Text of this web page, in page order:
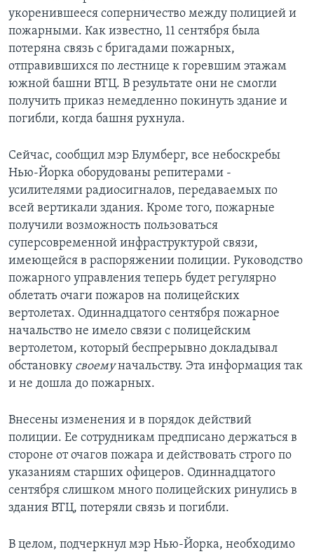
укоренившееся соперничество между полицией и
пожарными. Как известно, 11 сентября была
потеряна связь с бригадами пожарных,
отправившихся по лестнице к горевшим этажам
южной башни ВТЦ. В результате они не смогли
получить приказ немедленно покинуть здание и
погибли, когда башня рухнула.
Сейчас, сообщил мэр Блумберг, все небоскребы
Нью-Йорка оборудованы репитерами -
усилителями радиосигналов, передаваемых по
всей вертикали здания. Кроме того, пожарные
получили возможность пользоваться
суперсовременной инфраструктурой связи,
имеющейся в распоряжении полиции. Руководство
пожарного управления теперь будет регулярно
облетать очаги пожаров на полицейских
вертолетах. Одиннадцатого сентября пожарное
начальство не имело связи с полицейским
вертолетом, который беспрерывно докладывал
обстановку своемуначальству. Эта информация так
и не дошла до пожарных.
Внесены изменения и в порядок действий
полиции. Ее сотрудникам предписано держаться в
стороне от очагов пожара и действовать строго по
указаниям старших офицеров. Одиннадцатого
сентября слишком много полицейских ринулись в
здания ВТЦ, потеряли связь и погибли.
В целом, подчеркнул мэр Нью-Йорка, необходимо